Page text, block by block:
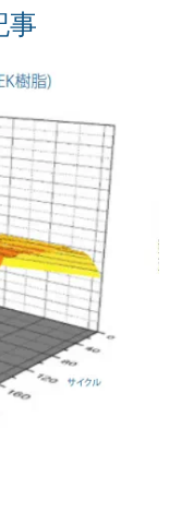
事